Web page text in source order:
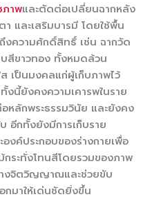
ภาพและตัดต่อเปลี่ยนฉากหลัง
และเสริมบารมี โดยใช้พื้น
งความศักดิ์สิทธิ์ เช่น ฉากวัด
สีขาวทอง ทั้งหมดล้วน
เป็นมงคลแก่ผู้เก็บภาพไว้
งนี้ยังคงความเคารพในราย
หลักพระธรรมวินัย และยังคง
อีกทั้งยังมีการเก็บราย
งค์ประกอบของร่างกายเพื่อ
กระทั่งโทนสีโดยรวมของภาพ
งจิตวิญญาณและช่วยขับ
กมาให้เด่นชัดยิ่งขึ้น